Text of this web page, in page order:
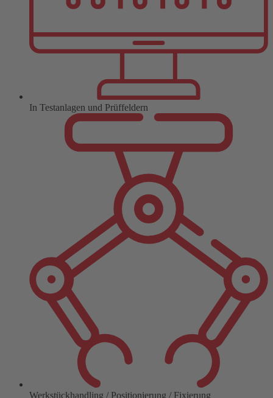
In Testanlagen und Prüffeldern
Werkstückhandling / Positionierung / Fixierung